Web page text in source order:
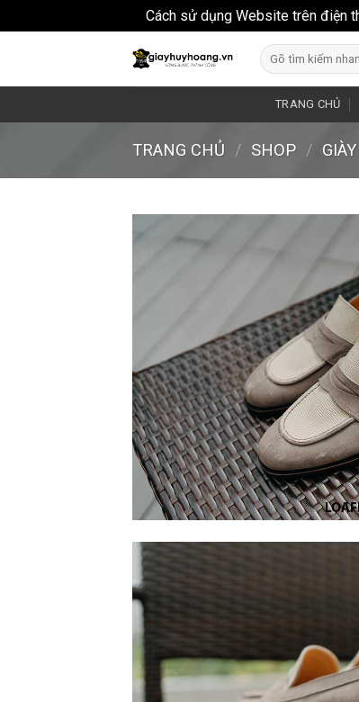
Cách sử dụng Website trên điện
content
Search
for:
TRANG CHỦ
TRANG CHỦ / SHOP /